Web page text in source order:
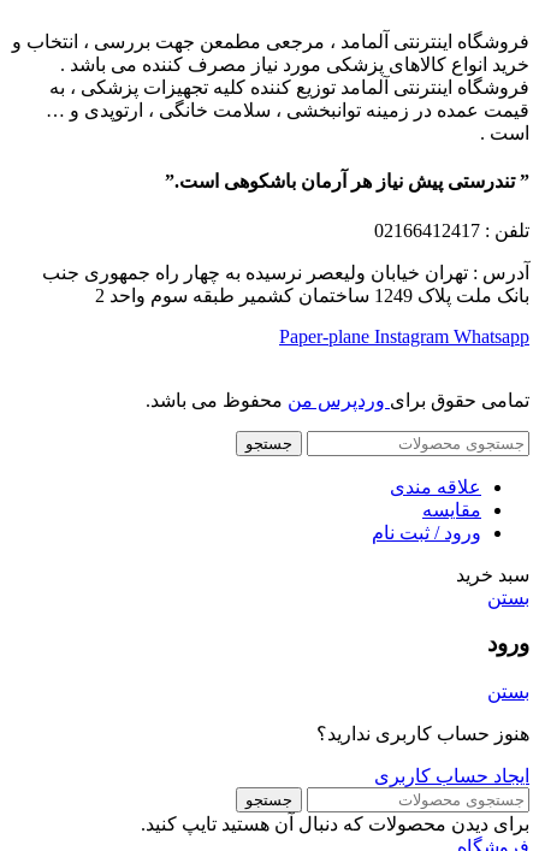
فروشگاه اینترنتی آلمامد ، مرجعی مطمعن جهت بررسی ، انتخاب و
خرید انواع کالاهای پزشکی مورد نیاز مصرف کننده می باشد .
فروشگاه اینترنتی آلمامد توزیع کننده کلیه تجهیزات پزشکی ، به
قیمت عمده در زمینه توانبخشی ، سلامت خانگی ، ارتوپدی و …
است .
” تندرستی پیش نیاز هر آرمان باشکوهی است.”
تلفن : 02166412417
آدرس : تهران خیابان ولیعصر نرسیده به چهار راه جمهوری جنب
بانک ملت پلاک 1249 ساختمان کشمیر طبقه سوم واحد 2
Paper-plane Instagram Whatsapp
تمامی حقوق برای وردپرس من محفوظ می باشد.
جستجو
علاقه مندی
مقایسه
ورود / ثبت نام
سبد خرید
بستن
ورود
بستن
هنوز حساب کاربری ندارید؟
ایجاد حساب کاربری
جستجو
برای دیدن محصولات که دنبال آن هستید تایپ کنید.
فروشگاه